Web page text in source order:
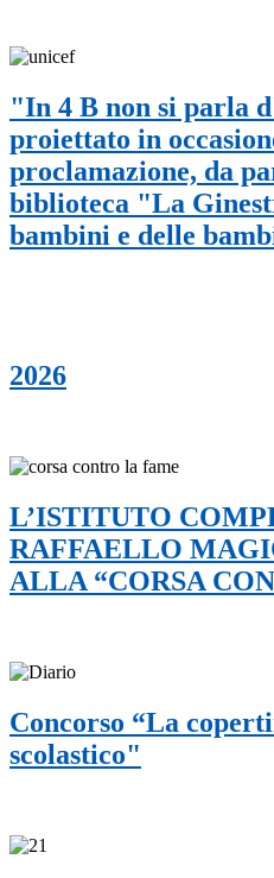
"In 4 B non si parla
proiettato in
proclamazione, da
biblioteca "La
bambini e delle
2026
L’ISTITUTO
RAFFAELLO
ALLA “CORSA
Concorso “La
scolastico"